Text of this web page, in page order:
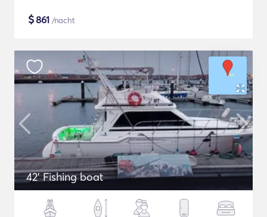
$861 /nacht
42' Fishing boat